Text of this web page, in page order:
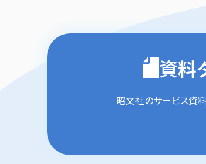
資料
昭文社のサービス資